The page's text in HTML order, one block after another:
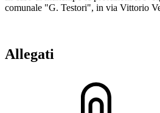
comunale "G. Testori", in via Vittorio
Allegati